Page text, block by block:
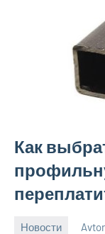
Как
Новости Avtor